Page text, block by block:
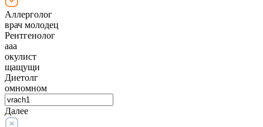
Аллерголог
врач молодец
Рентгенолог
ааа
окулист
щащущи
Диетолг
омномном
Далее